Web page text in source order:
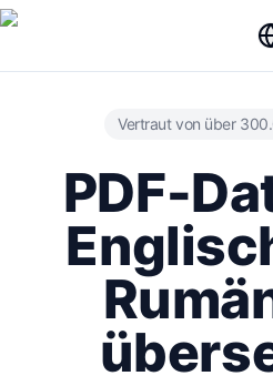
Vertraut von über
PDF-